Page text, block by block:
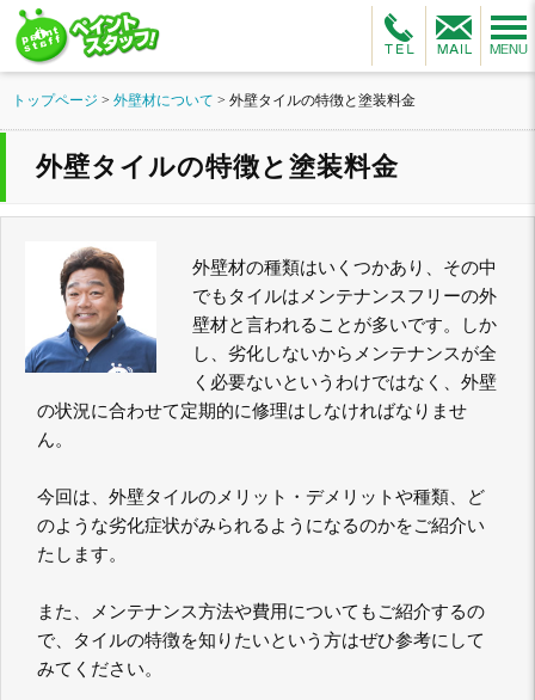
トップページ > 外壁材について > 外壁タイルの特徴と塗装料金
外壁タイルの特徴と塗装料金
外壁材の種類はいくつかあり、その中
でもタイルはメンテナンスフリーの外
壁材と言われることが多いです。しか
し、劣化しないからメンテナンスが全
く必要ないというわけではなく、外壁
の状況に合わせて定期的に修理はしなければなりませ
ん。
今回は、外壁タイルのメリット・デメリットや種類、ど
のような劣化症状がみられるようになるのかをご紹介い
たします。
また、メンテナンス方法や費用についてもご紹介するの
で、タイルの特徴を知りたいという方はぜひ参考にして
みてください。